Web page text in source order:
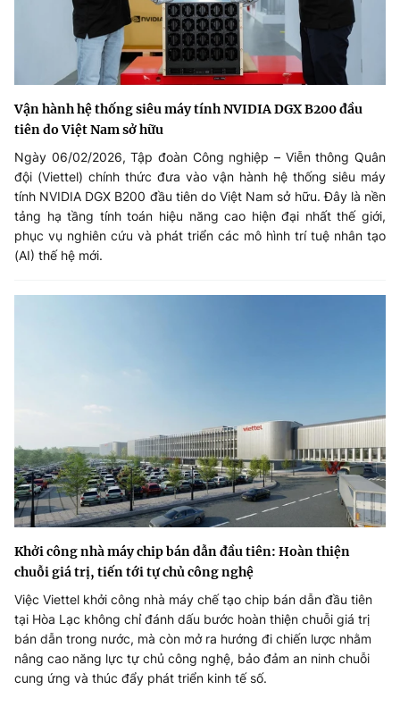
Vận hành hệ thống siêu máy tính NVIDIA DGX B200 đầu
tiên do Việt Nam sở hữu
Ngày 06/02/2026, Tập đoàn Công nghiệp – Viễn thông Quân
đội (Viettel) chính thức đưa vào vận hành hệ thống siêu máy
tính NVIDIA DGX B200 đầu tiên do Việt Nam sở hữu. Đây là nền
tảng hạ tầng tính toán hiệu năng cao hiện đại nhất thế giới,
phục vụ nghiên cứu và phát triển các mô hình trí tuệ nhân tạo
(AI) thế hệ mới.
Khởi công nhà máy chip bán dẫn đầu tiên: Hoàn thiện
chuỗi giá trị, tiến tới tự chủ công nghệ
Việc Viettel khởi công nhà máy chế tạo chip bán dẫn đầu tiên
tại Hòa Lạc không chỉ đánh dấu bước hoàn thiện chuỗi giá trị
bán dẫn trong nước, mà còn mở ra hướng đi chiến lược nhằm
nâng cao năng lực tự chủ công nghệ, bảo đảm an ninh chuỗi
cung ứng và thúc đẩy phát triển kinh tế số.